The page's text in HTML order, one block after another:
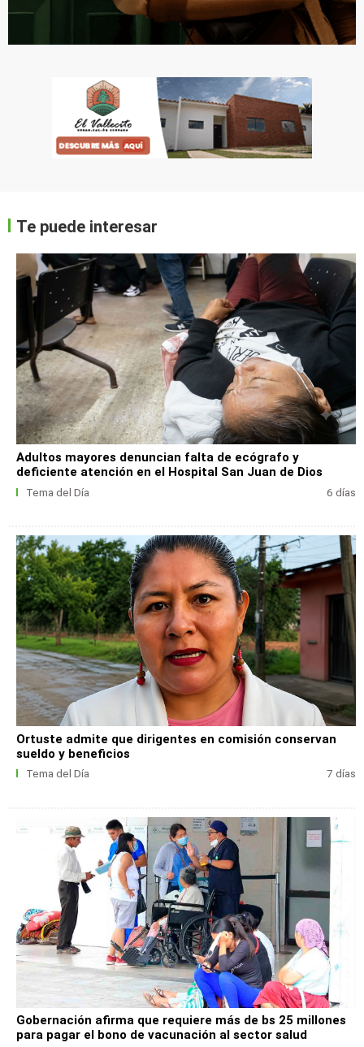
Te puede interesar
Adultos mayores denuncian falta de ecógrafo y
deficiente atención en el Hospital San Juan de Dios
Tema del Día 6 días
Ortuste admite que dirigentes en comisión conservan
sueldo y beneficios
Tema del Día 7 días
Gobernación afirma que requiere más de bs 25 millones
para pagar el bono de vacunación al sector salud